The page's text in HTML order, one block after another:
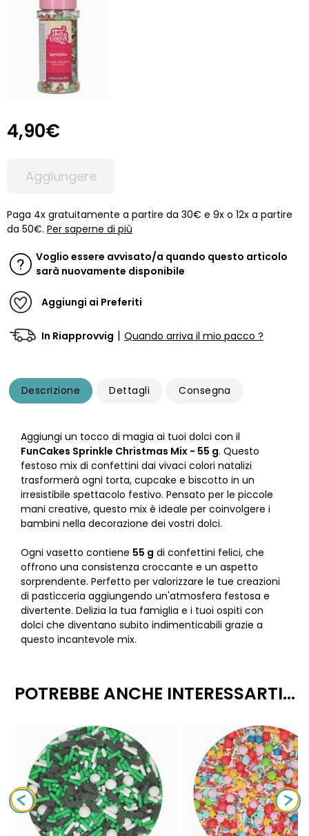
4,90€
Aggiungere
Paga 4x gratuitamente a partire da 30€ e 9x o 12x a partire
da 50€. Per saperne di più
Voglio essere avvisato/a quando questo articolo
sarà nuovamente disponibile
Aggiungi ai Preferiti
In Riapprovvig | Quando arriva il mio pacco ?
Descrizione Dettagli Consegna
Aggiungi un tocco di magia ai tuoi dolci con il
FunCakes Sprinkle Christmas Mix - 55 g. Questo
festoso mix di confettini dai vivaci colori natalizi
trasformerà ogni torta, cupcake e biscotto in un
irresistibile spettacolo festivo. Pensato per le piccole
mani creative, questo mix è ideale per coinvolgere i
bambini nella decorazione dei vostri dolci.
Ogni vasetto contiene 55 g di confettini felici, che
offrono una consistenza croccante e un aspetto
sorprendente. Perfetto per valorizzare le tue creazioni
di pasticceria aggiungendo un'atmosfera festosa e
divertente. Delizia la tua famiglia e i tuoi ospiti con
dolci che diventano subito indimenticabili grazie a
questo incantevole mix.
POTREBBE ANCHE INTERESSARTI...